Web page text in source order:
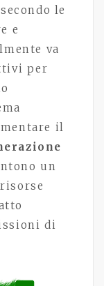
le
e
va
per
il
un
di